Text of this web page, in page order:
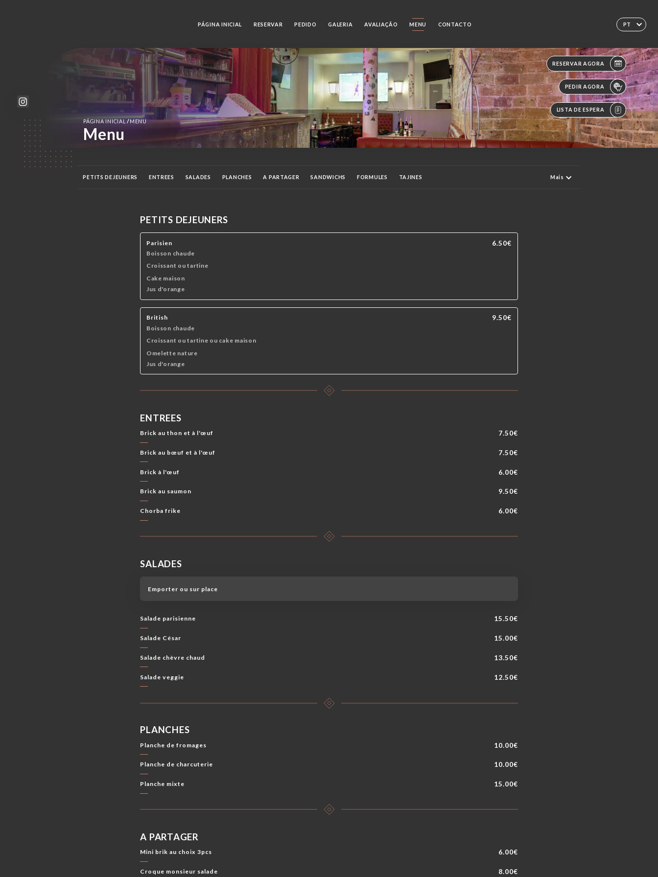
PT
PÁGINA INICIAL RESERVAR PEDIDO GALERIA AVALIAÇÃO MENU CONTACTO
RESERVAR AGORA
PEDIR AGORA
LISTA DE ESPERA
PÁGINA INICIAL/MENU
Menu
PETITS DEJEUNERS ENTREES SALADES PLANCHES A PARTAGER SANDWICHS FORMULES TAJINES
VINS ROUGES VINS BLANCS VINS ROSES
Mais
PETITS DEJEUNERS
Parisien 6.50€
Boisson chaude
Croissant ou tartine
Cake maison
Jus d'orange
British 9.50€
Boisson chaude
Croissant ou tartine ou cake maison
Omelette nature
Jus d'orange
ENTREES
Brick au thon et à l'œuf 7.50€
Brick au bœuf et à l'œuf 7.50€
Brick à l'œuf 6.00€
Brick au saumon 9.50€
Chorba frike 6.00€
SALADES
Emporter ou sur place
Salade parisienne 15.50€
Salade César 15.00€
Salade chèvre chaud 13.50€
Salade veggie 12.50€
PLANCHES
Planche de fromages 10.00€
Planche de charcuterie 10.00€
Planche mixte 15.00€
A PARTAGER
Mini brik au choix 3pcs 6.00€
Croque monsieur salade 8.00€